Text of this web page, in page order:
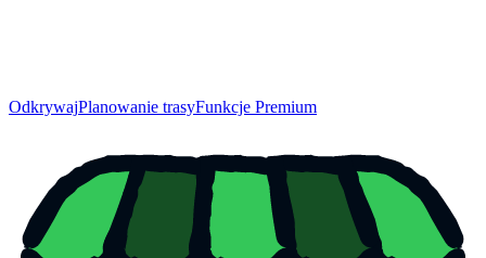
OdkrywajPlanowanie trasyFunkcje Premium